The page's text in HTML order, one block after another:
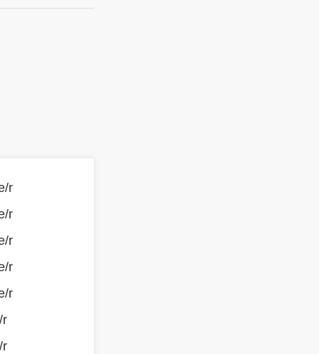
r
r
r
r
r
r
r